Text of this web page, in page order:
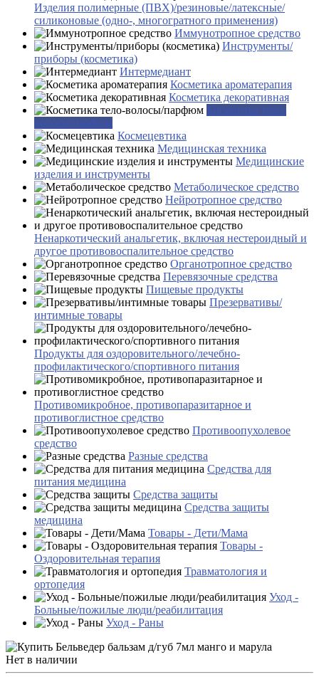
Изделия полимерные (ПВХ)/резиновые/латексные/
силиконовые (одно-, многогратного применения)
Иммунотропное средство
Инструменты/
приборы (косметика)
Интермедиант
Косметика ароматерапия
Косметика декоративная
Косметика тело-
волосы/парфюм
Космецевтика
Медицинская техника
Медицинские
изделия и инструменты
Метаболическое средство
Нейротропное средство
Ненаркотический анальгетик, включая нестероидный и
другое противовоспалительное средство
Органотропное средство
Перевязочные средства
Пищевые продукты
Презервативы/
интимные товары
Продукты для оздоровительного/лечебно-
профилактического/спортивного питания
Противомикробное, противопаразитарное и
противоглистное средство
Противоопухолевое
средство
Разные средства
Средства для
питания медицина
Средства защиты
Средства защиты
медицина
Товары - Дети/Мама
Товары -
Оздоровительная терапия
Травматология и
ортопедия
Уход -
Больные/пожилые люди/реабилитация
Уход - Раны
Нет в наличии